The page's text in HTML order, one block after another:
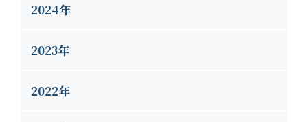
2024年
2023年
2022年